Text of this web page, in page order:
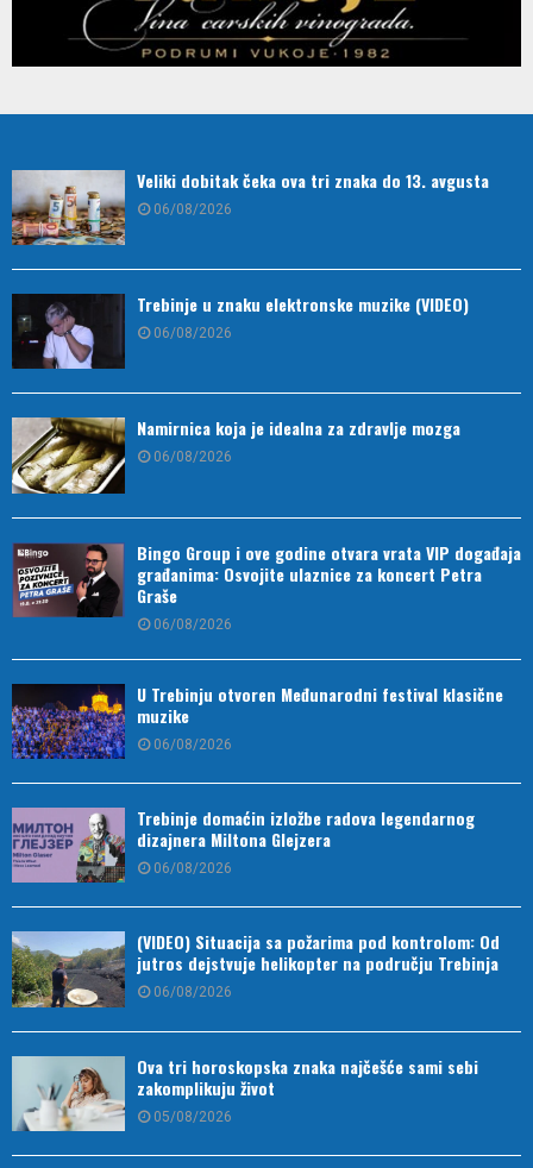
Veliki dobitak čeka ova tri znaka do 13. avgusta
06/08/2026
Trebinje u znaku elektronske muzike (VIDEO)
06/08/2026
Namirnica koja je idealna za zdravlje mozga
06/08/2026
Bingo Group i ove godine otvara vrata VIP događaja
građanima: Osvojite ulaznice za koncert Petra
Graše
06/08/2026
U Trebinju otvoren Međunarodni festival klasične
muzike
06/08/2026
Trebinje domaćin izložbe radova legendarnog
dizajnera Miltona Glejzera
06/08/2026
(VIDEO) Situacija sa požarima pod kontrolom: Od
jutros dejstvuje helikopter na području Trebinja
06/08/2026
Ova tri horoskopska znaka najčešće sami sebi
zakomplikuju život
05/08/2026